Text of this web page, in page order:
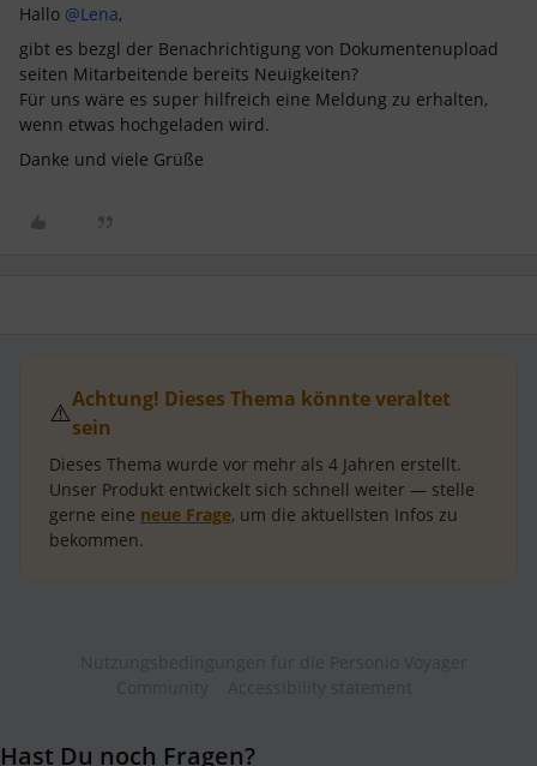
Hallo @Lena,
gibt es bezgl der Benachrichtigung von Dokumentenupload
seiten Mitarbeitende bereits Neuigkeiten?
Für uns wäre es super hilfreich eine Meldung zu erhalten,
wenn etwas hochgeladen wird.
Danke und viele Grüße
⚠️Achtung! Dieses Thema könnte veraltet
sein
Dieses Thema wurde vor mehr als 4 Jahren erstellt.
Unser Produkt entwickelt sich schnell weiter — stelle
gerne eine neue Frage, um die aktuellsten Infos zu
bekommen.
Hast Du noch Fragen?